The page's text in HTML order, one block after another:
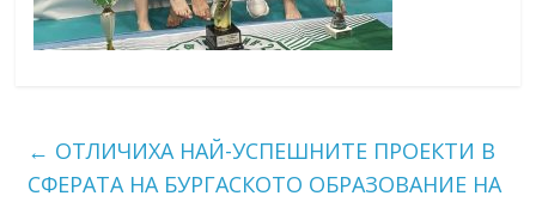
← ОТЛИЧИХА НАЙ-УСПЕШНИТЕ ПРОЕКТИ В
СФЕРАТА НА БУРГАСКОТО ОБРАЗОВАНИЕ НА